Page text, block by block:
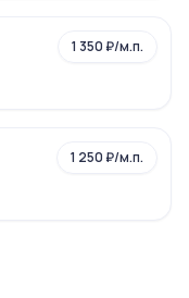
1 350 ₽/м.п.
1 250 ₽/м.п.